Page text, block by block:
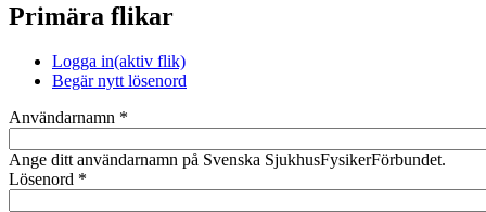
Primära flikar
Logga in(aktiv flik)
Begär nytt lösenord
Användarnamn *
Ange ditt användarnamn på Svenska SjukhusFysikerFörbundet.
Lösenord *